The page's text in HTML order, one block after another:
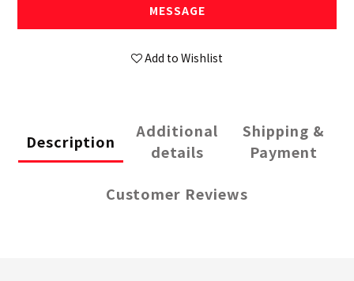
MESSAGE
Add to Wishlist
Description
Additional
details
Shipping &
Payment
Customer Reviews